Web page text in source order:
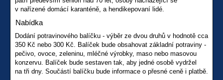
v nařízené domácí karanténě, a hendikepovaní lidé.
Nabídka
Dodání potravinového balíčku - výběr ze dvou druhů v hodnotě cca
350 Kč nebo 300 Kč. Balíček bude obsahovat základní potraviny -
pečivo, ovoce, zeleninu, mléčné výrobky, maso nebo masovou
konzervu. Balíček bude sestaven tak, aby jedné osobě vydržel
na tři dny. Součástí balíčku bude informace o přesné ceně i platbě.